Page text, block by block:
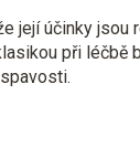
její účinky jsou
při léčbě